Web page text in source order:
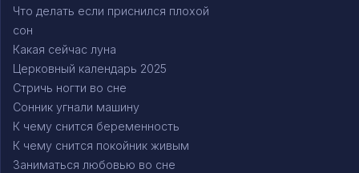
Что делать если приснился плохой
сон
Какая сейчас луна
Церковный календарь 2025
Стричь ногти во сне
Сонник угнали машину
К чему снится беременность
К чему снится покойник живым
Заниматься любовью во сне